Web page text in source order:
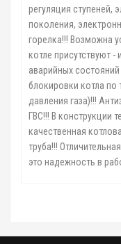
регуляция ступеней,
поколения,
горелка!!! Возможна
котле присутствуют -
аварийных
блокировки котла по
давления газа)!!!
ГВС!!! В конструкции
качественная
труба!!!
это надежность в